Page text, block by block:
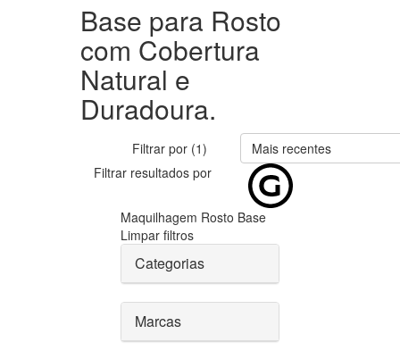
Base para Rosto
com Cobertura
Natural e
Duradoura.
Filtrar por (1)
Mais recentes
Filtrar resultados por
Maquilhagem Rosto Base
Limpar filtros
Categorias
Marcas